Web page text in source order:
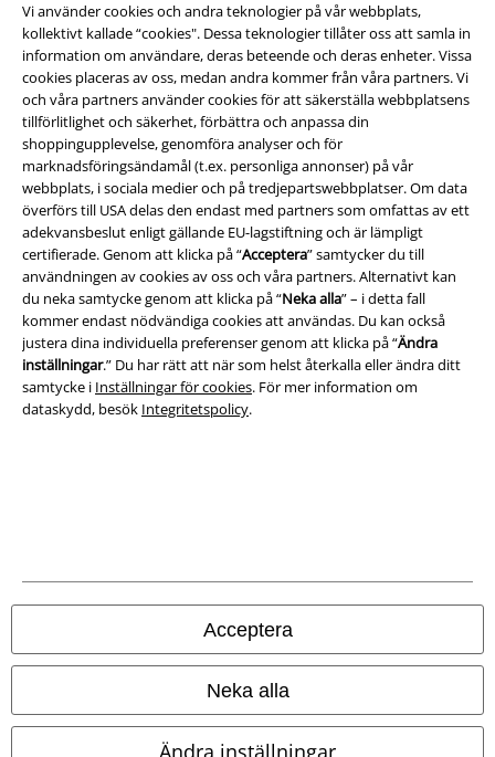
Vi använder cookies och andra teknologier på vår webbplats,
kollektivt kallade “cookies". Dessa teknologier tillåter oss att samla in
information om användare, deras beteende och deras enheter. Vissa
cookies placeras av oss, medan andra kommer från våra partners. Vi
och våra partners använder cookies för att säkerställa webbplatsens
tillförlitlighet och säkerhet, förbättra och anpassa din
shoppingupplevelse, genomföra analyser och för
marknadsföringsändamål (t.ex. personliga annonser) på vår
webbplats, i sociala medier och på tredjepartswebbplatser. Om data
överförs till USA delas den endast med partners som omfattas av ett
adekvansbeslut enligt gällande EU-lagstiftning och är lämpligt
certifierade. Genom att klicka på “Acceptera” samtycker du till
användningen av cookies av oss och våra partners. Alternativt kan
du neka samtycke genom att klicka på “Neka alla” – i detta fall
kommer endast nödvändiga cookies att användas. Du kan också
justera dina individuella preferenser genom att klicka på “Ändra
inställningar.” Du har rätt att när som helst återkalla eller ändra ditt
samtycke i Inställningar för cookies. För mer information om
dataskydd, besök Integritetspolicy.
Acceptera
Neka alla
Ändra inställningar
Juridisk information/Villkor
Villkor
Om oss
Ladda ner villkoren
Avfallshantering och miljöskydd
Försäkran om överensstämmelse
© 1986-2026 E.M.P. Merchandising HGmbH
Våra onlinebutiker